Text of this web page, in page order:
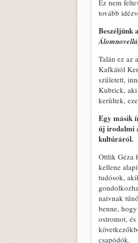
Ez nem
tovább
Beszéljünk
Álomnovellá
Talán ez az
Kafkától
született,
Kubrick,
kerültek,
Egy másik
új irodalmi
kultúráról.
Ottlik Géza
kellene
tudósok,
naivnak
benne,
ostromot,
csapódók.